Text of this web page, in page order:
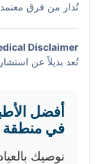
دليلك لعيادات
تُدار من فرق
النتيجة أفضل.
SehaSave.
Disclaimer:
تُعد بديلاً عن
إلى أقرب قسم
أفضل
في منطقة
نوصيك